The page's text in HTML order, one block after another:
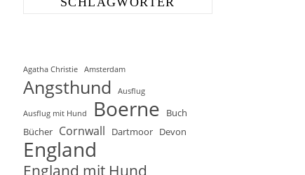
Agatha Christie Amsterdam
Angsthund Ausflug
Ausflug mit Hund Boerne
Buch
Bücher Cornwall Dartmoor Devon
England
England mit Hund